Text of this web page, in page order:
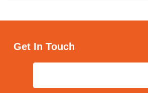
التسرب والفوضى.
Get In Touch